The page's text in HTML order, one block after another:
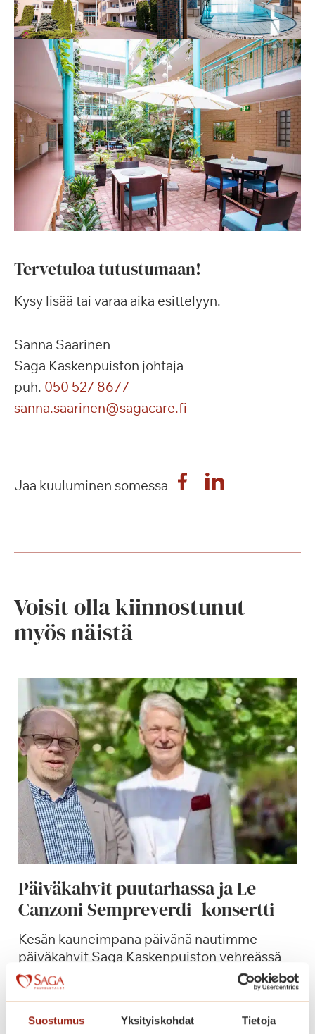
Suostumus Yksityiskohdat Tietoja
Tervetuloa tutustumaan!
Kysy lisää tai varaa aika esittelyyn.
Sanna Saarinen
Saga Kaskenpuiston johtaja
puh. 050 527 8677
sanna.saarinen@sagacare.fi
Jaa kuuluminen somessa
Voisit olla kiinnostunut
myös näistä
Päiväkahvit puutarhassa ja Le
Canzoni Sempreverdi -konsertti
Kesän kauneimpana päivänä nautimme
päiväkahvit Saga Kaskenpuiston vehreässä
puutarhassa pihlajien katveessa italialaisten
ikivihreiden aarioiden sekä iskelmien